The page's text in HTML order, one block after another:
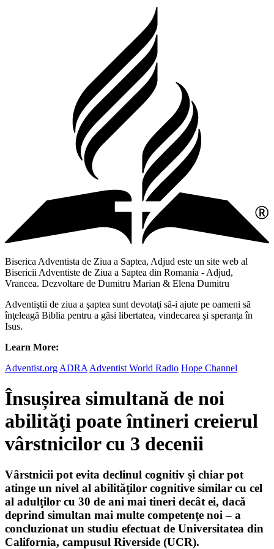
Biserica Adventista de Ziua a Saptea, Adjud este un site web al
Bisericii Adventiste de Ziua a Saptea din Romania - Adjud,
Vrancea. Dezvoltare de Dumitru Marian & Elena Dumitru
Adventiştii de ziua a şaptea sunt devotaţi să-i ajute pe oameni să
înţeleagă Biblia pentru a găsi libertatea, vindecarea şi speranţa în
Isus.
Learn More:
Adventist.org ADRA Adventist World Radio Hope Channel
Însușirea simultană de noi
abilităţi poate întineri creierul
vârstnicilor cu 3 decenii
Vârstnicii pot evita declinul cognitiv și chiar pot
atinge un nivel al abilităţilor cognitive similar cu cel
al adulţilor cu 30 de ani mai tineri decât ei, dacă
deprind simultan mai multe competenţe noi – a
concluzionat un studiu efectuat de Universitatea din
California, campusul Riverside (UCR).